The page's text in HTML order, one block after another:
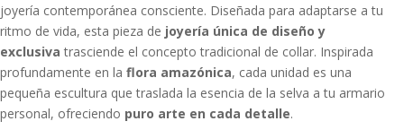
joyería contemporánea consciente. Diseñada para adaptarse a tu
ritmo de vida, esta pieza de joyería única de diseño y
exclusiva trasciende el concepto tradicional de collar. Inspirada
profundamente en la flora amazónica, cada unidad es una
pequeña escultura que traslada la esencia de la selva a tu armario
personal, ofreciendo puro arte en cada detalle.